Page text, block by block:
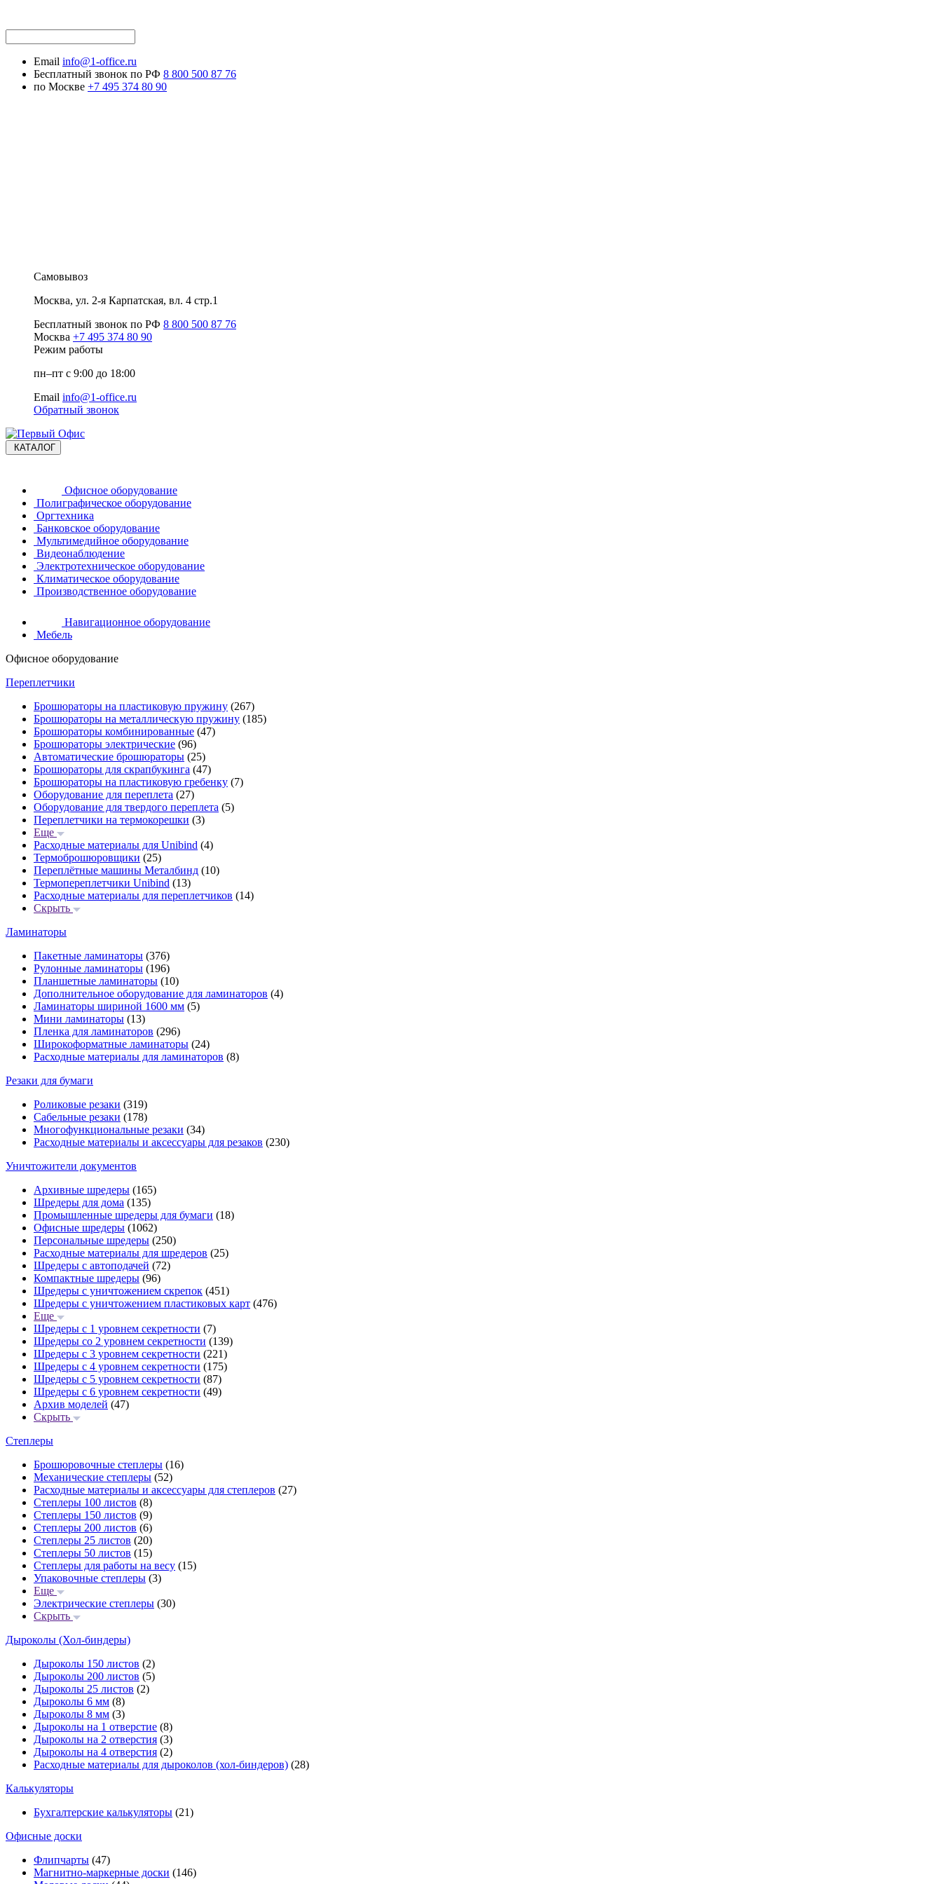
Email info@1-office.ru
Бесплатный звонок по РФ 8 800 500 87 76
по Москве +7 495 374 80 90
Самовывоз
Москва, ул. 2-я Карпатская, вл. 4 стр.1
Бесплатный звонок по РФ 8 800 500 87 76
Москва +7 495 374 80 90
Режим работы
пн–пт с 9:00 до 18:00
Email info@1-office.ru
Обратный звонок
КАТАЛОГ
Офисное оборудование
Полиграфическое оборудование
Оргтехника
Банковское оборудование
Мультимедийное оборудование
Видеонаблюдение
Электротехническое оборудование
Климатическое оборудование
Производственное оборудование
Навигационное оборудование
Мебель
Офисное оборудование
Переплетчики
Брошюраторы на пластиковую пружину (267)
Брошюраторы на металлическую пружину (185)
Брошюраторы комбинированные (47)
Брошюраторы электрические (96)
Автоматические брошюраторы (25)
Брошюраторы для скрапбукинга (47)
Брошюраторы на пластиковую гребенку (7)
Оборудование для переплета (27)
Оборудование для твердого переплета (5)
Переплетчики на термокорешки (3)
Еще
Расходные материалы для Unibind (4)
Термоброшюровщики (25)
Переплётные машины Металбинд (10)
Термопереплетчики Unibind (13)
Расходные материалы для переплетчиков (14)
Скрыть
Ламинаторы
Пакетные ламинаторы (376)
Рулонные ламинаторы (196)
Планшетные ламинаторы (10)
Дополнительное оборудование для ламинаторов (4)
Ламинаторы шириной 1600 мм (5)
Мини ламинаторы (13)
Пленка для ламинаторов (296)
Широкоформатные ламинаторы (24)
Расходные материалы для ламинаторов (8)
Резаки для бумаги
Роликовые резаки (319)
Сабельные резаки (178)
Многофункциональные резаки (34)
Расходные материалы и аксессуары для резаков (230)
Уничтожители документов
Архивные шредеры (165)
Шредеры для дома (135)
Промышленные шредеры для бумаги (18)
Офисные шредеры (1062)
Персональные шредеры (250)
Расходные материалы для шредеров (25)
Шредеры с автоподачей (72)
Компактные шредеры (96)
Шредеры с уничтожением скрепок (451)
Шредеры с уничтожением пластиковых карт (476)
Еще
Шредеры с 1 уровнем секретности (7)
Шредеры со 2 уровнем секретности (139)
Шредеры с 3 уровнем секретности (221)
Шредеры с 4 уровнем секретности (175)
Шредеры с 5 уровнем секретности (87)
Шредеры с 6 уровнем секретности (49)
Архив моделей (47)
Скрыть
Степлеры
Брошюровочные степлеры (16)
Механические степлеры (52)
Расходные материалы и аксессуары для степлеров (27)
Степлеры 100 листов (8)
Степлеры 150 листов (9)
Степлеры 200 листов (6)
Степлеры 25 листов (20)
Степлеры 50 листов (15)
Степлеры для работы на весу (15)
Упаковочные степлеры (3)
Еще
Электрические степлеры (30)
Скрыть
Дыроколы (Хол-биндеры)
Дыроколы 150 листов (2)
Дыроколы 200 листов (5)
Дыроколы 25 листов (2)
Дыроколы 6 мм (8)
Дыроколы 8 мм (3)
Дыроколы на 1 отверстие (8)
Дыроколы на 2 отверстия (3)
Дыроколы на 4 отверстия (2)
Расходные материалы для дыроколов (хол-биндеров) (28)
Калькуляторы
Бухгалтерские калькуляторы (21)
Офисные доски
Флипчарты (47)
Магнитно-маркерные доски (146)